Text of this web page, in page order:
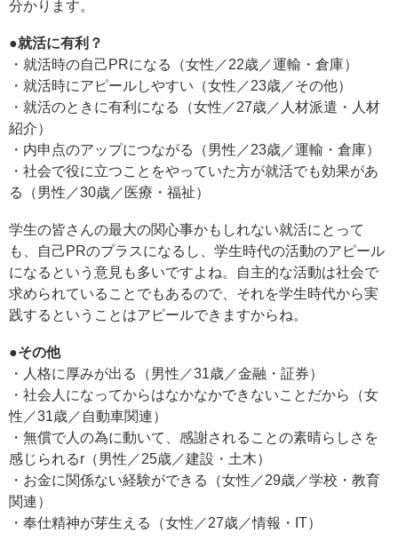
分かります。
●就活に有利？
・就活時の自己PRになる（女性／22歳／運輸・倉庫）
・就活時にアピールしやすい（女性／23歳／その他）
・就活のときに有利になる（女性／27歳／人材派遣・人材
紹介）
・内申点のアップにつながる（男性／23歳／運輸・倉庫）
・社会で役に立つことをやっていた方が就活でも効果があ
る（男性／30歳／医療・福祉）
学生の皆さんの最大の関心事かもしれない就活にとって
も、自己PRのプラスになるし、学生時代の活動のアピール
になるという意見も多いですよね。自主的な活動は社会で
求められていることでもあるので、それを学生時代から実
践するということはアピールできますからね。
●その他
・人格に厚みが出る（男性／31歳／金融・証券）
・社会人になってからはなかなかできないことだから（女
性／31歳／自動車関連）
・無償で人の為に動いて、感謝されることの素晴らしさを
感じられるr（男性／25歳／建設・土木）
・お金に関係ない経験ができる（女性／29歳／学校・教育
関連）
・奉仕精神が芽生える（女性／27歳／情報・IT）